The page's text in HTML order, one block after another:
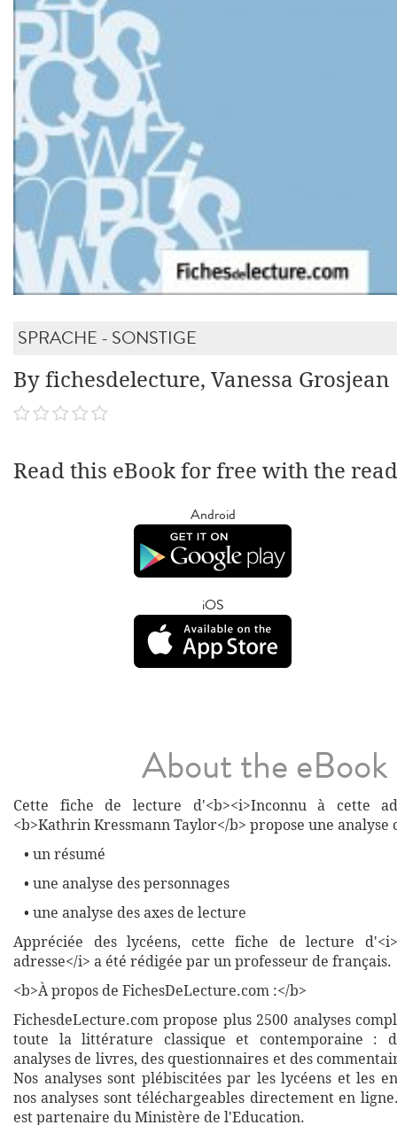
SPRACHE - SONSTIGE
By fichesdelecture, Vanessa Grosjean
Read this eBook for free with the
Android
iOS
About the eBook
Cette fiche de lecture d'<b><i>Inconnu à cette
<b>Kathrin Kressmann Taylor</b> propose une
• un résumé
• une analyse des personnages
• une analyse des axes de lecture
Appréciée des lycéens, cette fiche de lecture
adresse</i> a été rédigée par un professeur de français.
<b>À propos de FichesDeLecture.com :</b>
FichesdeLecture.com propose plus 2500 analyses
toute la littérature classique et contemporaine :
analyses de livres, des questionnaires et des
Nos analyses sont plébiscitées par les lycéens et les
nos analyses sont téléchargeables directement en
est partenaire du Ministère de l'Education.